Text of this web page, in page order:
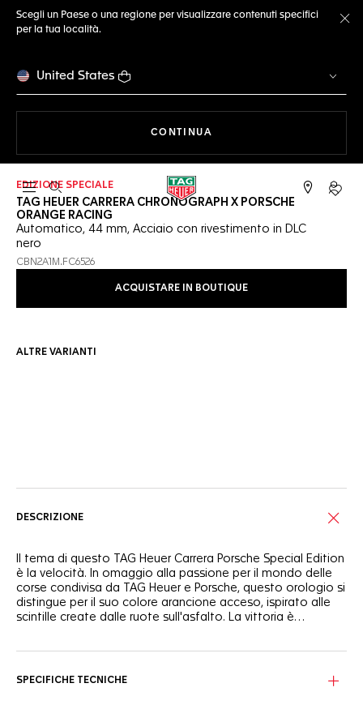
Scegli un Paese o una regione per visualizzare contenuti specifici
per la tua località.
United States
CONTINUA
Apri la ricerca
EDIZIONE SPECIALE
TAG HEUER CARRERA CHRONOGRAPH X PORSCHE
ORANGE RACING
Automatico, 44 mm, Acciaio con rivestimento in DLC
nero
CBN2A1M.FC6526
ACQUISTARE IN BOUTIQUE
ALTRE VARIANTI
DESCRIZIONE
Il tema di questo TAG Heuer Carrera Porsche Special Edition
è la velocità. In omaggio alla passione per il mondo delle
corse condivisa da TAG Heuer e Porsche, questo orologio si
distingue per il suo colore arancione acceso, ispirato alle
scintille create dalle ruote sull'asfalto. La vittoria è
segni sull'asfalto delle piste con la sua finitura spazzolata
SPECIFICHE TECNICHE